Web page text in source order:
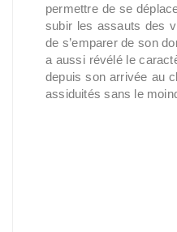
permettre de se
subir les assauts des
de s’emparer de son
a aussi révélé le
depuis son arrivée au
assiduités sans le